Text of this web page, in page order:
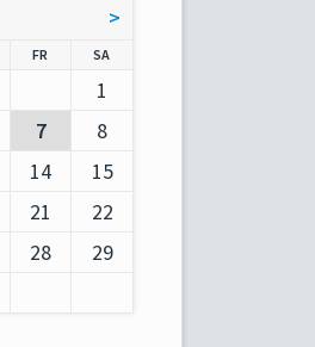
>
FR SA
1
7
8
14
15
21
22
28
29